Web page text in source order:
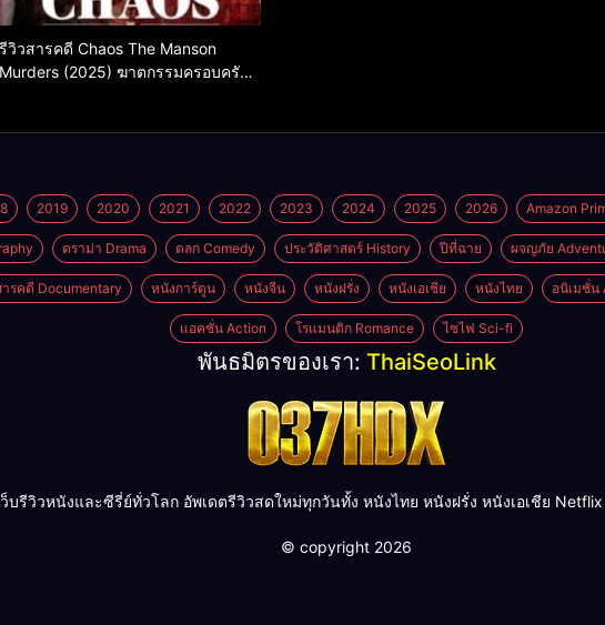
รีวิวสารคดี Chaos The Manson
Murders (2025) ฆาตกรรมครอบครัว
2019 2020 2021 2022 2023 2024 2025 2026 Amazon
ดราม่า Drama ตลก Comedy ประวัติศาสตร์ History ปีที่ฉาย ผจญภัย
รคดี Documentary หนังการ์ตูน หนังจีน หนังฝรั่ง หนังเอเชีย หนังไทย อนิเมชั่น
แอคชั่น Action โรแมนติก Romance ไซไฟ Sci-fi
พันธมิตรของเรา: ThaiSeoLink
บรีวิวหนังและซีรี่ย์ทั่วโลก อัพเดตรีวิวสดใหม่ทุกวันทั้ง หนังไทย หนังฝรั่ง หนังเอเชีย
© copyright 2026